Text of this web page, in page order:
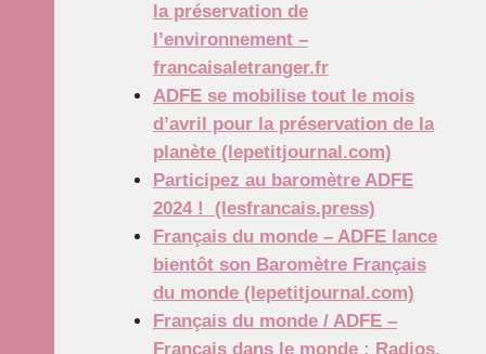
la préservation de
l’environnement –
francaisaletranger.fr
ADFE se mobilise tout le mois
d’avril pour la préservation de la
planète (lepetitjournal.com)
Participez au baromètre ADFE
2024 ! (lesfrancais.press)
Français du monde – ADFE lance
bientôt son Baromètre Français
du monde (lepetitjournal.com)
Français du monde / ADFE –
Français dans le monde : Radios,